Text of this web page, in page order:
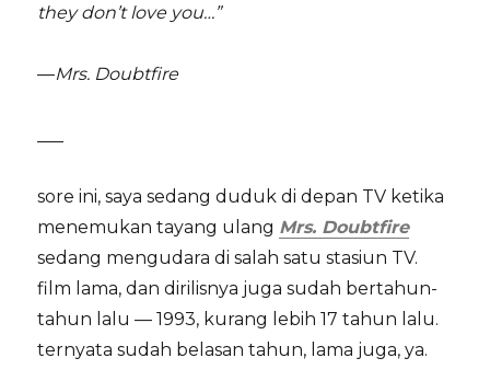
they don’t love you…”
—Mrs. Doubtfire
sore ini, saya sedang duduk di depan TV ketika
menemukan tayang ulang Mrs. Doubtfire
sedang mengudara di salah satu stasiun TV.
film lama, dan dirilisnya juga sudah bertahun-
tahun lalu — 1993, kurang lebih 17 tahun lalu.
ternyata sudah belasan tahun, lama juga, ya.